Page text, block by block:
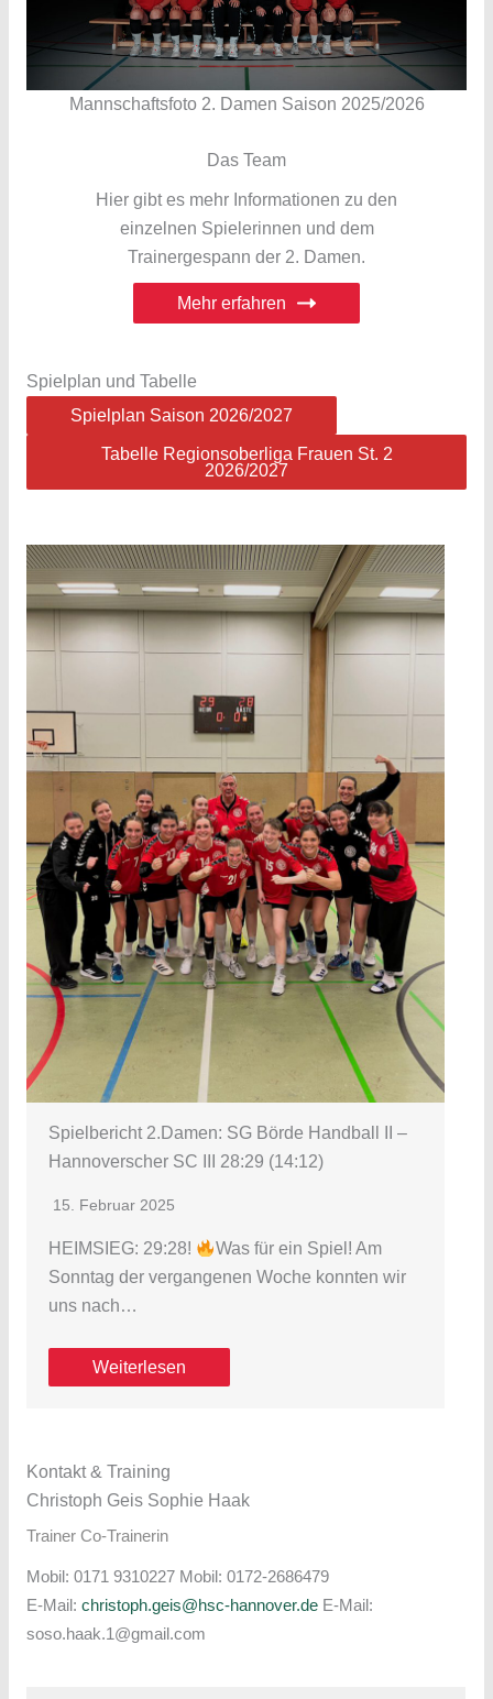
Mannschaftsfoto 2. Damen Saison 2025/2026
Das Team
Hier gibt es mehr Informationen zu den
einzelnen Spielerinnen und dem
Trainergespann der 2. Damen.
Mehr erfahren
Spielplan und Tabelle
Spielplan Saison 2026/2027
Tabelle Regionsoberliga Frauen St. 2
2026/2027
Spielbericht 2.Damen: SG Börde Handball II –
Hannoverscher SC III 28:29 (14:12)
15. Februar 2025
HEIMSIEG: 29:28!
Was für ein Spiel! Am
Sonntag der vergangenen Woche konnten wir
uns nach…
Weiterlesen
Kontakt & Training
Christoph Geis Sophie Haak
Trainer Co-Trainerin
Mobil: 0171 9310227 Mobil: 0172-2686479
E-Mail: christoph.geis@hsc-hannover.deE-Mail:
soso.haak.1@gmail.com